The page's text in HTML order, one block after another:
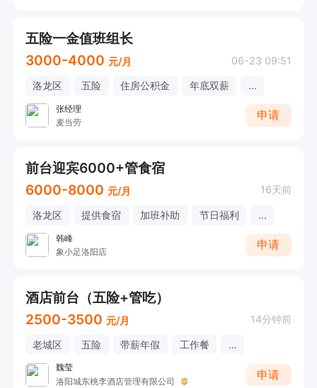
五险一金值班组长
3000-4000 元/月 06-23 09:51
洛龙区 五险 住房公积金 年底双薪 ...
张经理
麦当劳
申请
前台迎宾6000+管食宿
6000-8000 元/月 16天前
洛龙区 提供食宿 加班补助 节日福利 ...
韩峰
象小足洛阳店
申请
酒店前台（五险+管吃）
2500-3500 元/月 14分钟前
老城区 五险 带薪年假 工作餐 ...
魏莹
洛阳城东桃李酒店管理有限公司
申请